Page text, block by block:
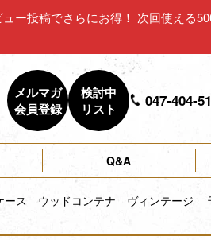
ー投稿でさらにお得！ 次回使える
メルマガ
会員登録
検討中
リスト
047-404-
Q&A
ス ウッドコンテナ ヴィンテージ